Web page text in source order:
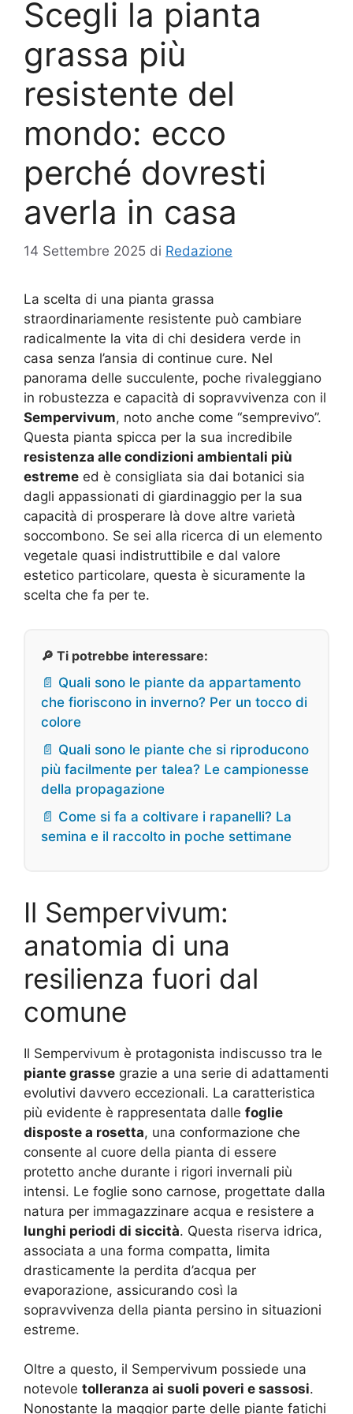
Scegli la pianta
grassa più
resistente del
mondo: ecco
perché dovresti
averla in casa
14 Settembre 2025 di Redazione
La scelta di una pianta grassa
straordinariamente resistente può cambiare
radicalmente la vita di chi desidera verde in
casa senza l’ansia di continue cure. Nel
panorama delle succulente, poche rivaleggiano
in robustezza e capacità di sopravvivenza con il
Sempervivum, noto anche come “semprevivo”.
Questa pianta spicca per la sua incredibile
resistenza alle condizioni ambientali più
estreme ed è consigliata sia dai botanici sia
dagli appassionati di giardinaggio per la sua
capacità di prosperare là dove altre varietà
soccombono. Se sei alla ricerca di un elemento
vegetale quasi indistruttibile e dal valore
estetico particolare, questa è sicuramente la
scelta che fa per te.
🔎 Ti potrebbe interessare:
📄 Quali sono le piante da appartamento
che fioriscono in inverno? Per un tocco di
colore
📄 Quali sono le piante che si riproducono
più facilmente per talea? Le campionesse
della propagazione
📄 Come si fa a coltivare i rapanelli? La
semina e il raccolto in poche settimane
Il Sempervivum:
anatomia di una
resilienza fuori dal
comune
Il Sempervivum è protagonista indiscusso tra le
piante grasse grazie a una serie di adattamenti
evolutivi davvero eccezionali. La caratteristica
più evidente è rappresentata dalle foglie
disposte a rosetta, una conformazione che
consente al cuore della pianta di essere
protetto anche durante i rigori invernali più
intensi. Le foglie sono carnose, progettate dalla
natura per immagazzinare acqua e resistere a
lunghi periodi di siccità. Questa riserva idrica,
associata a una forma compatta, limita
drasticamente la perdita d’acqua per
evaporazione, assicurando così la
sopravvivenza della pianta persino in situazioni
estreme.
Oltre a questo, il Sempervivum possiede una
notevole tolleranza ai suoli poveri e sassosi.
Nonostante la maggior parte delle piante fatichi